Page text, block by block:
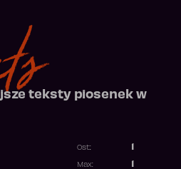
teksty piosenek w
Ost.:
Max: